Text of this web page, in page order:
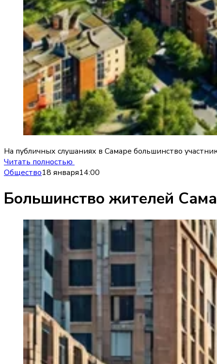
На публичных слушаниях в Самаре большинство
Читать полностью
Общество18 января14:00
Большинство жителей